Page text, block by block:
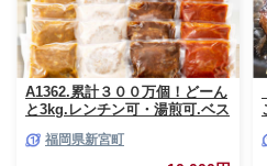
A1362.累計３００万個！どーん
と3kg.レンチン可・湯煎可.ベス
【150g×20個】【訳あり】【北
海道・沖縄・離島へ配送不可】
福岡県新宮町